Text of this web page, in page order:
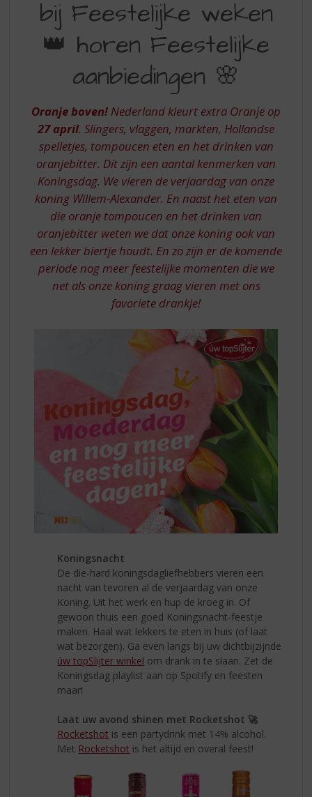
WEKEN
HOREN
FEESTELIJKE
AANBIEDINGEN
bij Feestelijke weken
👑 horen Feestelijke
aanbiedingen 🌸
Oranje boven! Nederland kleurt extra Oranje op
27 april. Slingers, vlaggen, markten, Hollandse
spelletjes, tompoucen eten en het drinken van
oranjebitter. Dit zijn een aantal kenmerken van
Koningsdag. We vieren de verjaardag van onze
koning Willem-Alexander. En naast het eten van
die oranje tompoucen en het drinken van
oranjebitter weten we dat onze koning ook van
een lekker biertje houdt. En zo zijn er de komende
periode nog meer feestelijke momenten die we
net als onze koning graag vieren met ons
favoriete drankje!
Koningsnacht
De die-hard koningsdagliefhebbers vieren een
nacht van tevoren al de verjaardag van onze
Koning. Uit het werk en hup de kroeg in. Of
gewoon thuis een goed Koningsnacht-feestje
maken. Haal wat lekkers te eten in huis (of laat
wat bezorgen). Ga even langs bij uw dichtbijzijnde
úw topSlijter winkel om drank in te slaan. Zet de
Koningsdag playlist aan op Spotify en feesten
maar!
Laat uw avond shinen met Rocketshot 🚀
Rocketshot is een partydrink met 14% alcohol.
Met Rocketshot is het altijd en overal feest!